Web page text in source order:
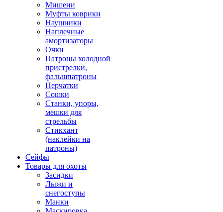
Мишени
Муфты коврики
Наушники
Наплечные
амортизаторы
Очки
Патроны холодной
пристрелки,
фальшпатроны
Перчатки
Сошки
Станки, упоры,
мешки для
стрельбы
Стикхант
(наклейки на
патроны)
Сейфы
Товары для охоты
Засидки
Лыжи и
снегоступы
Манки